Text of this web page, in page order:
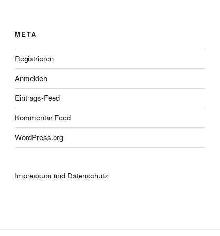
META
Registrieren
Anmelden
Eintrags-Feed
Kommentar-Feed
WordPress.org
Impressum und Datenschutz